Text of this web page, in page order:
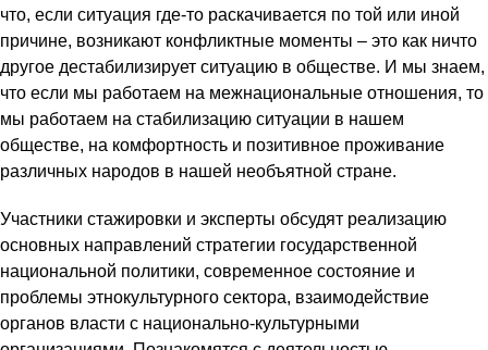
что, если ситуация где-то раскачивается по той или иной
причине, возникают конфликтные моменты – это как ничто
другое дестабилизирует ситуацию в обществе. И мы знаем,
что если мы работаем на межнациональные отношения, то
мы работаем на стабилизацию ситуации в нашем
обществе, на комфортность и позитивное проживание
различных народов в нашей необъятной стране.
Участники стажировки и эксперты обсудят реализацию
основных направлений стратегии государственной
национальной политики, современное состояние и
проблемы этнокультурного сектора, взаимодействие
органов власти с национально-культурными